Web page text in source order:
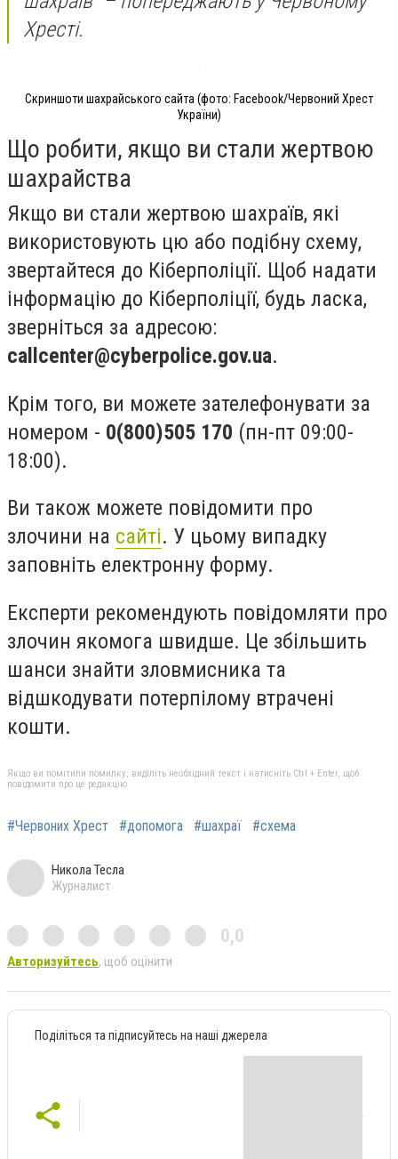
Хресті.
Скриншоти шахрайського сайта (фото: Facebook/Червоний Хрест
України)
Що робити, якщо ви стали жертвою
шахрайства
Якщо ви стали жертвою шахраїв, які
використовують цю або подібну схему,
звертайтеся до Кіберполіції. Щоб надати
інформацію до Кіберполіції, будь ласка,
зверніться за адресою:
callcenter@cyberpolice.gov.ua.
Крім того, ви можете зателефонувати за
номером - 0(800)505 170 (пн-пт 09:00-
18:00).
Ви також можете повідомити про
злочини на сайті. У цьому випадку
заповніть електронну форму.
Експерти рекомендують повідомляти про
злочин якомога швидше. Це збільшить
шанси знайти зловмисника та
відшкодувати потерпілому втрачені
кошти.
Якщо ви помітили помилку, виділіть необхідний текст і натисніть Ctrl + Enter, щоб
повідомити про це редакцію
#Червоних Хрест #допомога #шахраї #схема
Никола Тесла
Журналист
0,0
Авторизуйтесь, щоб оцінити
Поділіться та підписуйтесь на наші джерела